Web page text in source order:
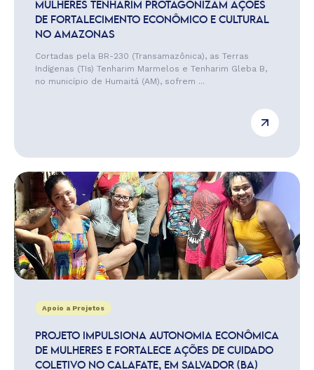
MULHERES TENHARIM PROTAGONIZAM AÇÕES
DE FORTALECIMENTO ECONÔMICO E CULTURAL
NO AMAZONAS
Cortadas pela BR-230 (Transamazônica), as Terras
Indígenas (TIs) Tenharim Marmelos e Tenharim Gleba B,
no município de Humaitá (AM), sofrem ...
Apoio a Projetos
PROJETO IMPULSIONA AUTONOMIA ECONÔMICA
DE MULHERES E FORTALECE AÇÕES DE CUIDADO
COLETIVO NO CALAFATE, EM SALVADOR (BA)